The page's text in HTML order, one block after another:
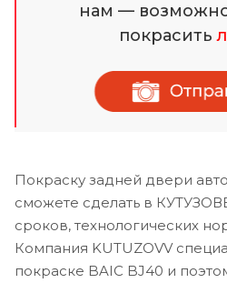
нам —
покрасить
Покраску задней двери
сможете сделать в
сроков, технологических
Компания KUTUZOVV
покраске BAIC BJ40 и